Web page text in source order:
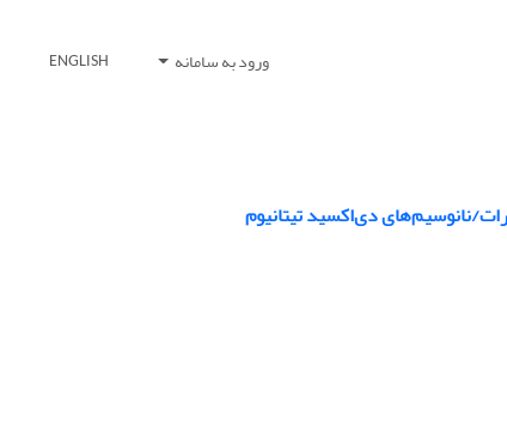
ورود به سامانه ENGLISH
نانوسیم‌های دی‌اکسید تیتانیوم